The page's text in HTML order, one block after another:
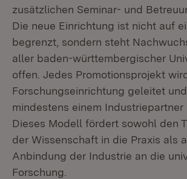
zusätzlichen Seminar- und
Die neue Einrichtung ist nicht auf
begrenzt, sondern steht
aller baden-württembergischer
offen. Jedes Promotionsprojekt
Forschungseinrichtung geleitet
mindestens einem Industriepartner
Dieses Modell fördert sowohl den
der Wissenschaft in die Praxis als
Anbindung der Industrie an die
Forschung.